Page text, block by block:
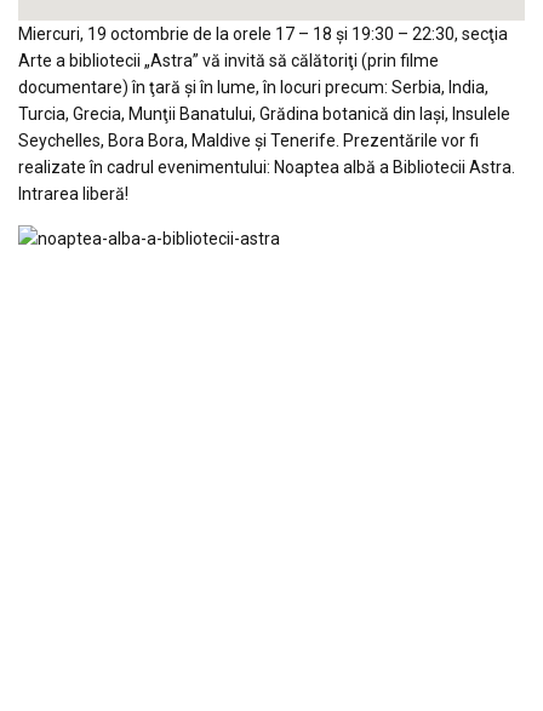
Miercuri, 19 octombrie de la orele 17 – 18 şi 19:30 – 22:30, secţia
Arte a bibliotecii „Astra” vă invită să călătoriţi (prin filme
documentare) în ţară şi în lume, în locuri precum: Serbia, India,
Turcia, Grecia, Munţii Banatului, Grădina botanică din Iaşi, Insulele
Seychelles, Bora Bora, Maldive şi Tenerife. Prezentările vor fi
realizate în cadrul evenimentului: Noaptea albă a Bibliotecii Astra.
Intrarea liberă!